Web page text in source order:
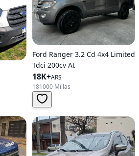
Ford Ranger 3.2 Cd 4x4 Limited
Tdci 200cv At
18K+ARS
181000 Millas